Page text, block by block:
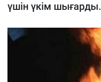
үшін үкім шығарды.